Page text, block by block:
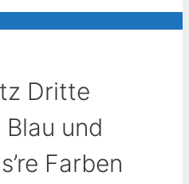
Dritte
und
Farben